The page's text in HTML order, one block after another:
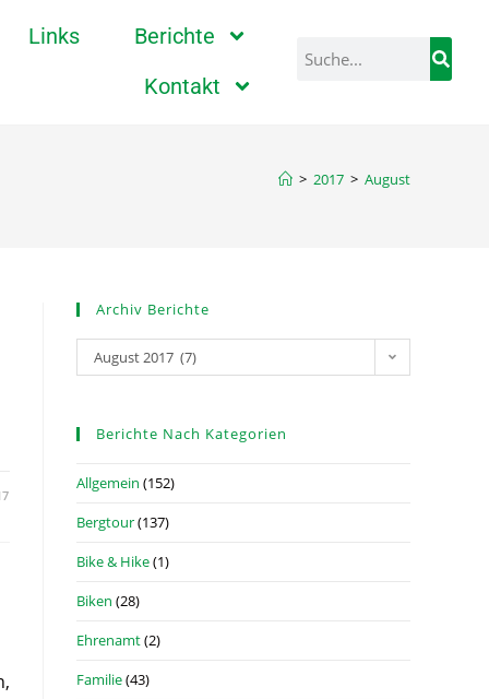
Links
Berichte
Kontakt
> 2017 > August
Archiv Berichte
August 2017 (7)
Berichte Nach Kategorien
Allgemein (152)
Bergtour(137)
Bike & Hike(1)
Biken (28)
Ehrenamt(2)
Familie(43)